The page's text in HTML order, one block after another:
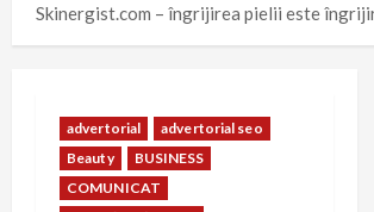
Skinergist.com – îngrijirea pielii este
advertorial
advertorial seo
Beauty
BUSINESS
COMUNICAT